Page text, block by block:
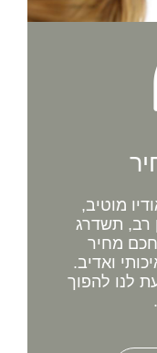
מוטיב,
רב, תשדרג
מחיר
ואדיב.
לנו להפוך